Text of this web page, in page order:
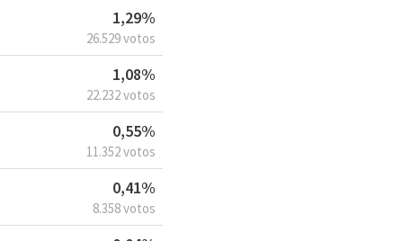
1,29%
26.529 votos
1,08%
22.232 votos
0,55%
11.352 votos
0,41%
8.358 votos